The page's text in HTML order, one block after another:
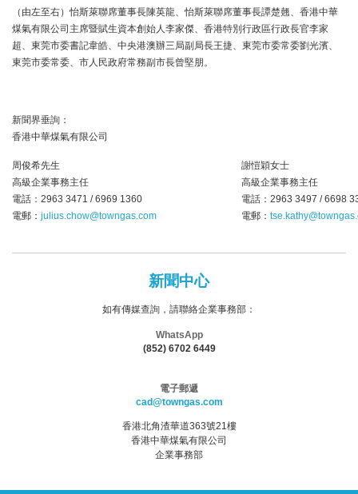
（由左至右）怡斯萊聯席董事長陳英龍、怡斯萊聯席董事長譚楚翹、香港中華
煤氣有限公司主席暨賦生資本創始人李家傑、香港特別行政區行政長官李家
超、東莞市委書記韋皓、中央港澳辦三局副局長王捷、東莞市委常委劉光濱、
東莞市委常委、市人民政府常務副市長曾堅朋。
新聞界垂詢：
香港中華煤氣有限公司
周俊希先生
高級企業事務主任
電話：2963 3471 / 6969 1360
電郵： julius.chow@towngas.com
謝愷穎女士
高級企業事務主任
電話：2963 3497 / 6698
電郵：
新聞中心
如有傳媒查詢，請聯絡企業事務部：
WhatsApp
(852) 6702 6449
電子郵遞
cad@towngas.com
香港北角渣華道363號21樓
香港中華煤氣有限公司
企業事務部